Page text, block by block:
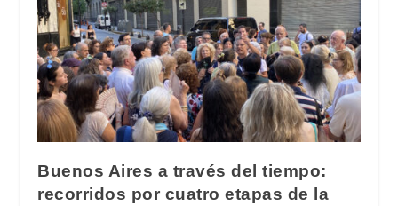
Buenos Aires a través del tiempo:
recorridos por cuatro etapas de la